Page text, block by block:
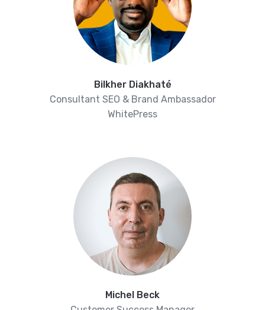
Bilkher Diakhaté
Consultant SEO & Brand Ambassador
WhitePress
Michel Beck